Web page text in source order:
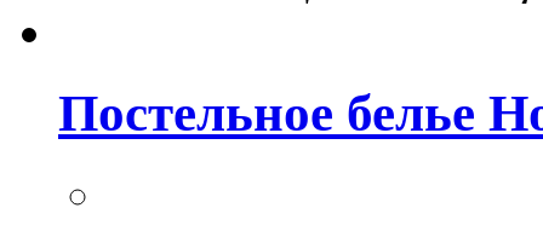
Постельное белье